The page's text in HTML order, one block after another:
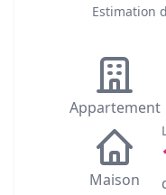
Estimation
Appartement
Maison